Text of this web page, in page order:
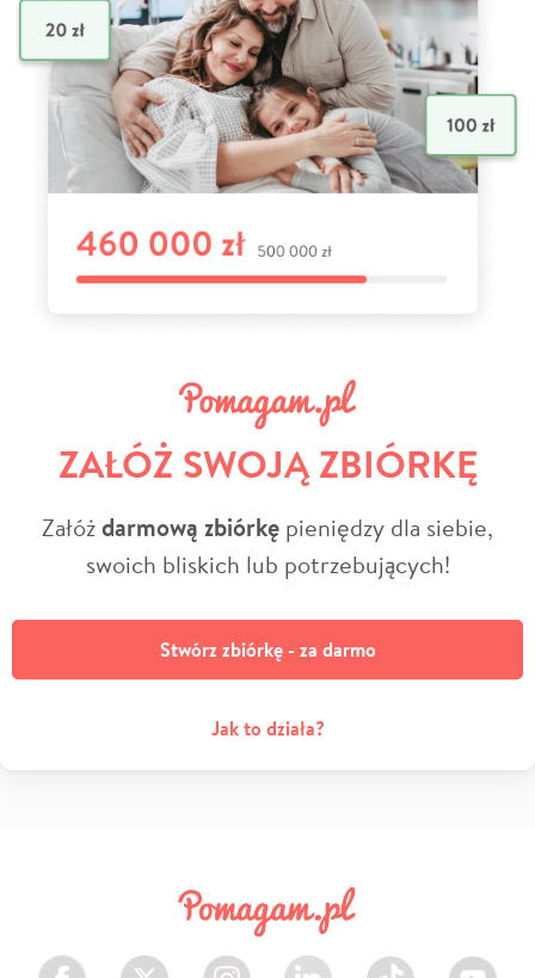
ZAŁÓŻ SWOJĄ ZBIÓRKĘ
Załóżdarmową zbiórkę pieniędzy dla siebie,
swoich bliskich lub potrzebujących!
Stwórz zbiórkę - za darmo
Jak to działa?
Facebook Twitter Instagram LinkedIn TikTok Youtube